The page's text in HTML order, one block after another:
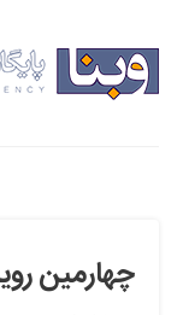
چهارمین رویداد